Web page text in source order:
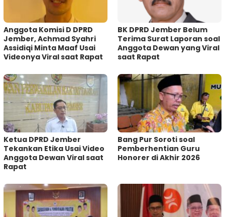
Anggota Komisi D DPRD
Jember, Achmad Syahri
Assidiqi Minta Maaf Usai
Videonya Viral saat Rapat
BK DPRD Jember Belum
Terima Surat Laporan soal
Anggota Dewan yang Viral
saat Rapat
Ketua DPRD Jember
Tekankan Etika Usai Video
Anggota Dewan Viral saat
Rapat
Bang Pur Soroti soal
Pemberhentian Guru
Honorer di Akhir 2026